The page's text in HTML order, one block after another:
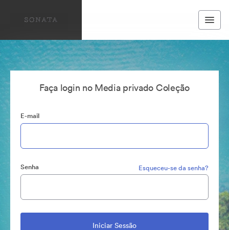
Faça login no Media privado Coleção
E-mail
Senha Esqueceu-se da senha?